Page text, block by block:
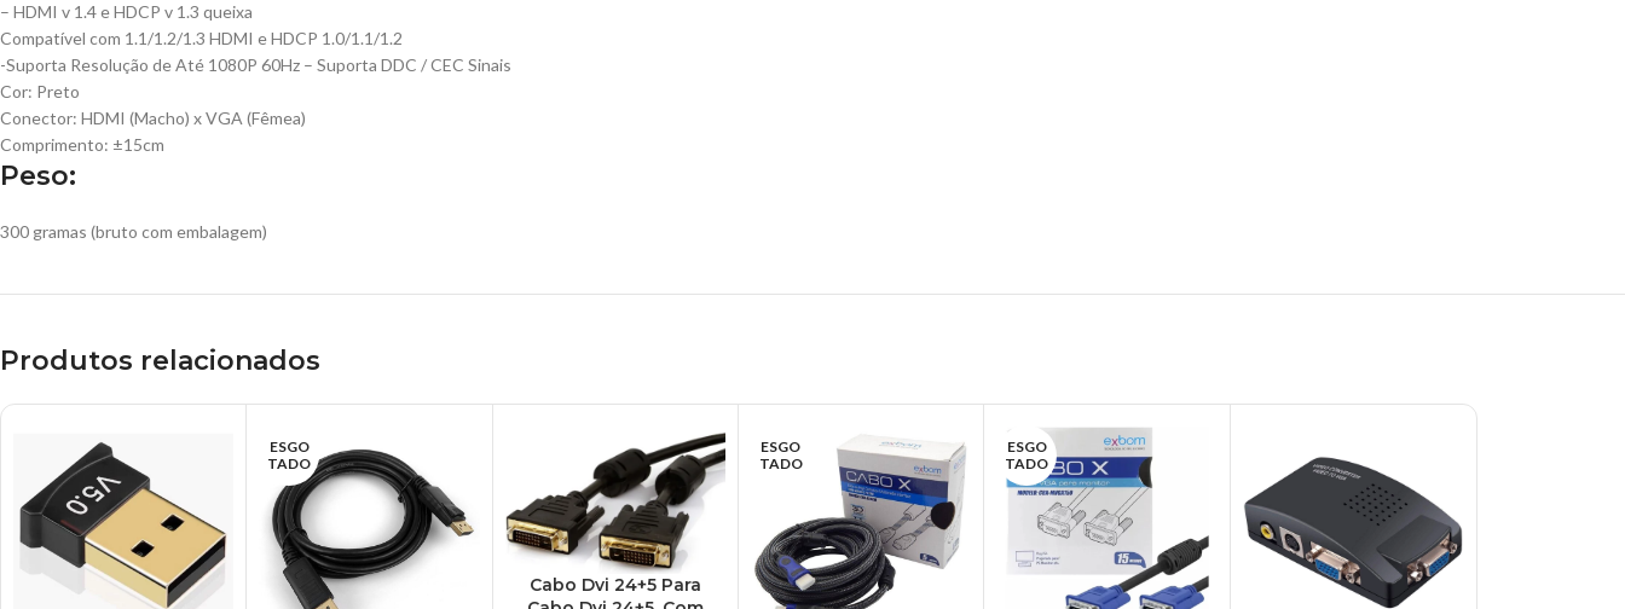
– HDMI v 1.4 e HDCP v 1.3 queixa
Compatível com 1.1/1.2/1.3 HDMI e HDCP 1.0/1.1/1.2
-Suporta Resolução de Até 1080P 60Hz – Suporta DDC / CEC Sinais
Cor: Preto
Conector: HDMI (Macho) x VGA (Fêmea)
Comprimento: ±15cm
Peso:
300 gramas (bruto com embalagem)
Produtos relacionados
ESGO
TADO
Cabo Dvi 24+5 Para
ESGO
TADO
ESGO
TADO